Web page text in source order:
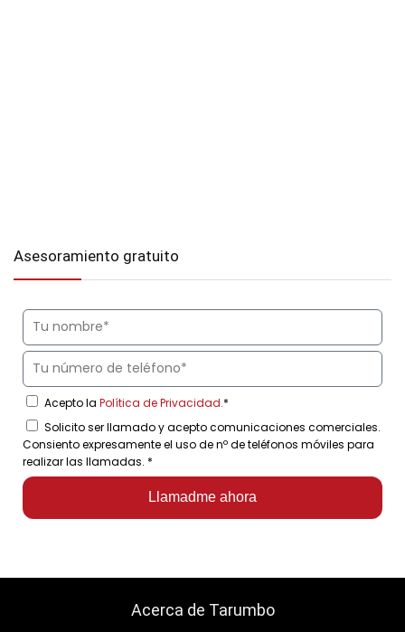
Asesoramiento gratuito
Acepto la Política de Privacidad.*
Solicito ser llamado y acepto comunicaciones comerciales.
Consiento expresamente el uso de nº de teléfonos móviles para
realizar las llamadas. *
Llamadme ahora
Acerca de Tarumbo